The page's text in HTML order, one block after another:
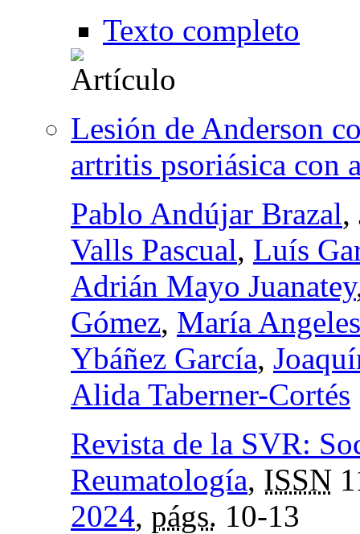
Texto completo
Lesión de Anderson
artritis psoriásica con
Pablo Andújar Brazal,
Valls Pascual, Luís
Adrián Mayo Juanatey
Gómez, María
Ybáñez García,
Alida Taberner-Cortés
Revista de la SVR:
Reumatología, ISSN
2024, págs. 10-13